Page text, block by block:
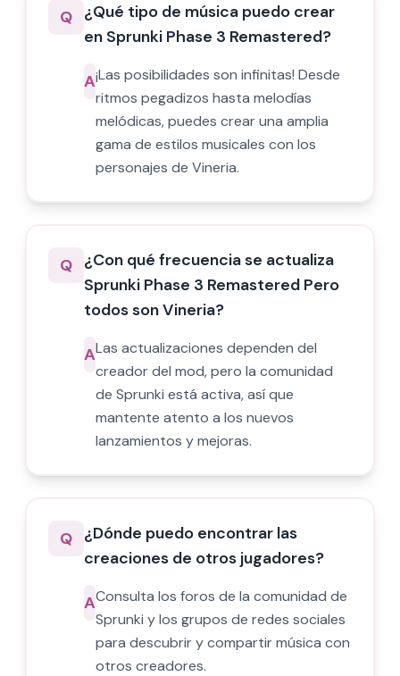
Q ¿Qué tipo de música puedo crear
en Sprunki Phase 3 Remastered?
A¡Las posibilidades son infinitas! Desde
ritmos pegadizos hasta melodías
melódicas, puedes crear una amplia
gama de estilos musicales con los
personajes de Vineria.
Q ¿Con qué frecuencia se actualiza
Sprunki Phase 3 Remastered Pero
todos son Vineria?
ALas actualizaciones dependen del
creador del mod, pero la comunidad
de Sprunki está activa, así que
mantente atento a los nuevos
lanzamientos y mejoras.
Q ¿Dónde puedo encontrar las
creaciones de otros jugadores?
AConsulta los foros de la comunidad de
Sprunki y los grupos de redes sociales
para descubrir y compartir música con
otros creadores.